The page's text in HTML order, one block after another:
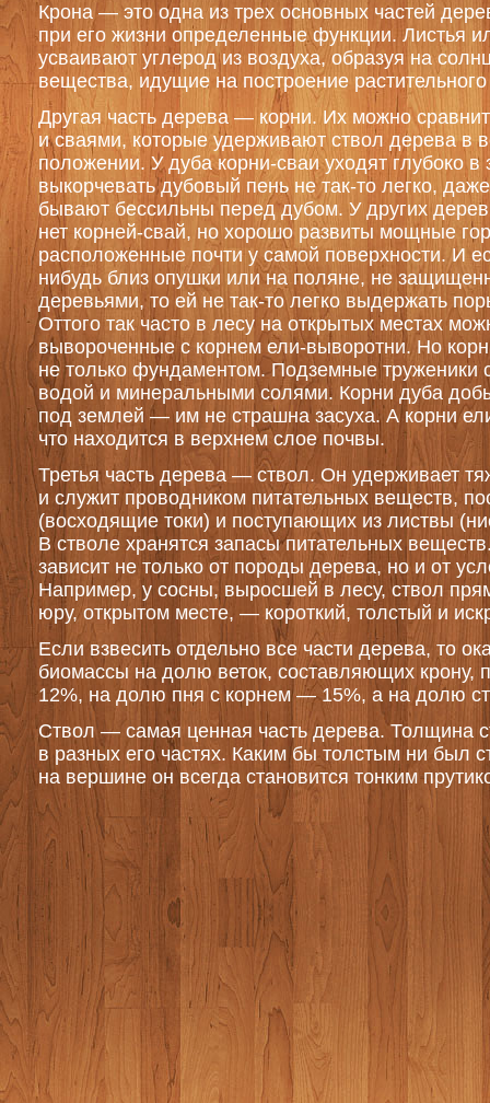
Крона — это одна из трех основных частей
при его жизни определенные функции. Листья
усваивают углерод из воздуха, образуя на
вещества, идущие на построение
Другая часть дерева — корни. Их можно
и сваями, которые удерживают ствол дерева в
положении. У дуба корни-сваи уходят глубоко
выкорчевать дубовый пень не так-то легко,
бывают бессильны перед дубом. У других
нет корней-свай, но хорошо развиты мощные
расположенные почти у самой поверхности. И
нибудь близ опушки или на поляне, не
деревьями, то ей не так-то легко выдержать
Оттого так часто в лесу на открытых местах
вывороченные с корнем ели-выворотни. Но
не только фундаментом. Подземные труженики
водой и минеральными солями. Корни дуба
под землей — им не страшна засуха. А корни
что находится в верхнем слое почвы.
Третья часть дерева — ствол. Он удерживает
и служит проводником питательных веществ,
(восходящие токи) и поступающих из листвы
В стволе хранятся запасы питательных
зависит не только от породы дерева, но и от
Например, у сосны, выросшей в лесу, ствол
юру, открытом месте, — короткий, толстый и
Если взвесить отдельно все части дерева, то
биомассы на долю веток, составляющих крону,
12%, на долю пня с корнем — 15%, а на долю
Ствол — самая ценная часть дерева. Толщина
в разных его частях. Каким бы толстым ни был
на вершине он всегда становится тонким